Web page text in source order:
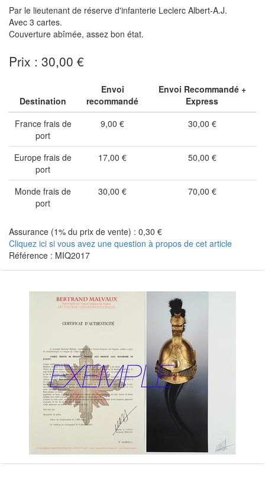
Par le lieutenant de réserve d'infanterie Leclerc Albert-A.J.
Avec 3 cartes.
Couverture abîmée, assez bon état.
Prix : 30,00 €
Destination
Envoi
recommandé
Envoi Recommandé +
Express
France frais de
port
9,00 € 30,00 €
Europe frais de
port
17,00 € 50,00 €
Monde frais de
port
30,00 € 70,00 €
Assurance (1% du prix de vente) : 0,30 €
Cliquez ici si vous avez une question à propos de cet article
Référence : MIQ2017